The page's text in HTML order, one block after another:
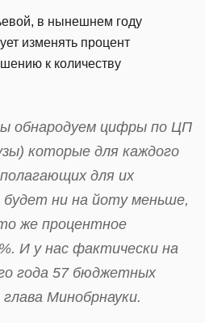
в нынешнем году
изменять процент
к количеству
обнародуем цифры по ЦП
которые для каждого
для их
ни на йоту меньше,
же процентное
И у нас фактически на
года 57 бюджетных
Минобрнауки.